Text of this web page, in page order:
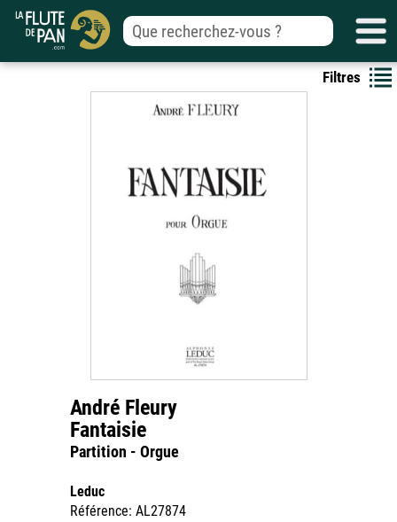
Filtres
André Fleury
Fantaisie
Partition - Orgue
Leduc
Référence: AL27874